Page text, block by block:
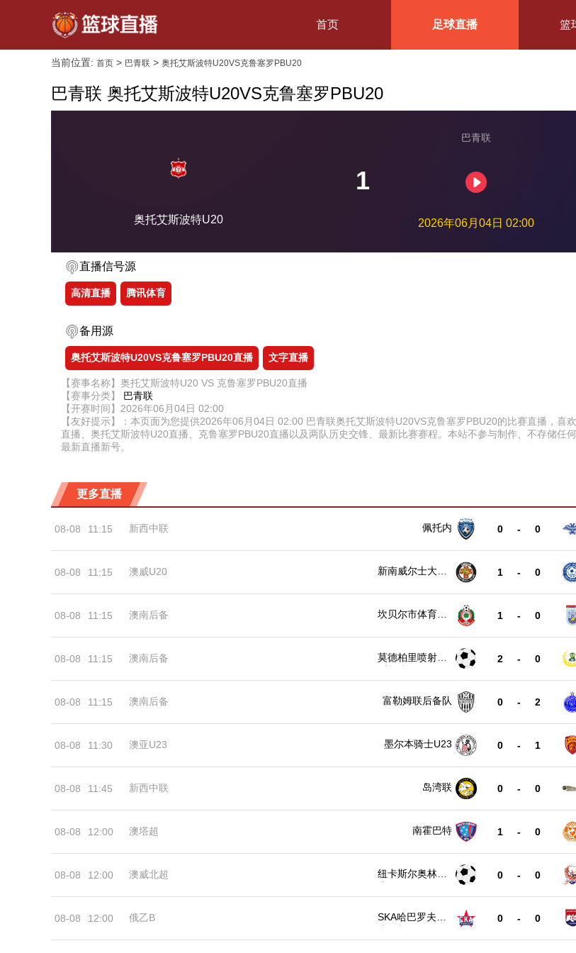
首页 足球直播 篮
当前位置: 首页 > 巴青联 > 奥托艾斯波特U20VS克鲁塞罗PBU20
巴青联 奥托艾斯波特U20VS克鲁塞罗PBU20
奥托艾斯波特U20
巴青联
1
2026年06月04日 02:00
直播信号源
高清直播 腾讯体育
备用源
奥托艾斯波特U20VS克鲁塞罗PBU20直播 文字直播
【赛事名称】奥托艾斯波特U20 VS 克鲁塞罗PBU20直播
【赛事分类】 巴青联
【开赛时间】2026年06月04日 02:00
【友好提示】：本页面为您提供2026年06月04日 02:00 巴青联奥托艾斯波特U20VS克鲁塞罗PBU20的比赛直播，
直播、奥托艾斯波特U20直播、克鲁塞罗PBU20直播以及两队历史交锋、最新比赛赛程。本站不参与制作、不存储
最新直播新号。
更多直播
08-08 11:15 新西中联 佩托内 0 - 0
08-08 11:15 澳威U20
新南威尔士大学
1 - 0
08-08 11:15 澳南后备
坎贝尔市体育馆
1 - 0
08-08 11:15 澳南后备
莫德柏里喷射机
2 - 0
08-08 11:15 澳南后备 富勒姆联后备队 0 - 2
08-08 11:30 澳亚U23 墨尔本骑士U23 0 - 1
08-08 11:45 新西中联 岛湾联 0 - 0
08-08 12:00 澳塔超 南霍巴特 1 - 0
08-08 12:00 澳威北超
纽卡斯尔奥林匹
0 - 0
08-08 12:00 俄乙B
SKA哈巴罗夫斯
0 - 0